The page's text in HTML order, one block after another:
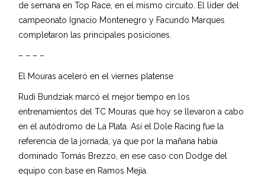
de semana en Top Race, en el mismo circuito. El líder del
campeonato Ignacio Montenegro y Facundo Marques
completaron las principales posiciones.
– – – –
El Mouras aceleró en el viernes platense
Rudi Bundziak marcó el mejor tiempo en los
entrenamientos del TC Mouras que hoy se llevaron a cabo
en el autódromo de La Plata. Así el Dole Racing fue la
referencia de la jornada, ya que por la mañana había
dominado Tomás Brezzo, en ese caso con Dodge del
equipo con base en Ramos Mejía.